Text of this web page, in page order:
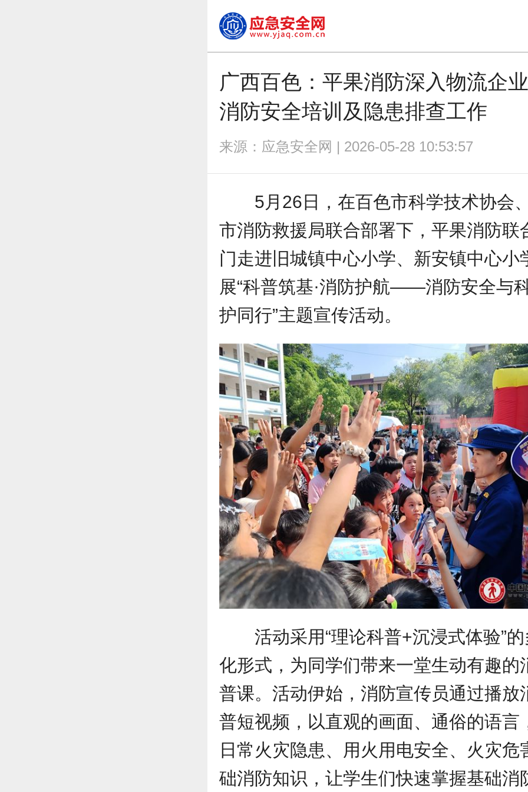
广西百色：平果消防深入物流企
消防安全培训及隐患排查工作
来源：应急安全网 | 2026-05-28 10:53:57
5月26日，在百色市科学技术协会
市消防救援局联合部署下，平果消防联
门走进旧城镇中心小学、新安镇中心小
展“科普筑基·消防护航——消防安全与
护同行”主题宣传活动。
活动采用“理论科普+沉浸式体验”
化形式，为同学们带来一堂生动有趣的
普课。活动伊始，消防宣传员通过播放
普短视频，以直观的画面、通俗的语言
日常火灾隐患、用火用电安全、火灾危
础消防知识，让学生们快速掌握基础消